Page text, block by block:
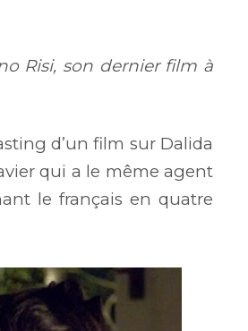
Risi, son dernier film à
d’un film sur Dalida
qui a le même agent
le français en quatre